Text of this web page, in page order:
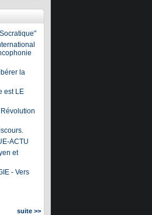
la
est LE
Révolution
ACTU
et
- Vers
suite >>